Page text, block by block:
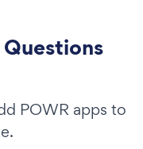
POWR apps to